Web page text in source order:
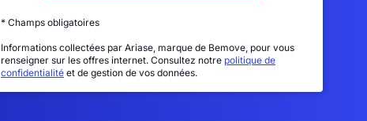
* Champs obligatoires
Informations collectées par Ariase, marque de Bemove, pour vous
renseigner sur les offres internet. Consultez notre politique de
confidentialité et de gestion de vos données.